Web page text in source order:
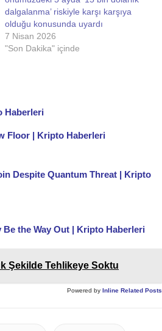
dalgalanma’ riskiyle karşı karşıya
olduğu konusunda uyardı
7 Nisan 2026
"Son Dakika" içinde
Haberleri
Floor | Kripto Haberleri
Despite Quantum Threat | Kripto
the Way Out | Kripto Haberleri
Şekilde Tehlikeye Soktu
Powered by Inline Related Posts